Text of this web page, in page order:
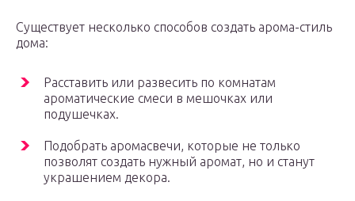
Существует несколько способов создать арома-стиль
дома:
Расставить или развесить по комнатам
ароматические смеси в мешочках или
подушечках.
Подобрать аромасвечи, которые не только
позволят создать нужный аромат, но и станут
украшением декора.